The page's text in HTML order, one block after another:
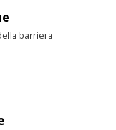
barriera